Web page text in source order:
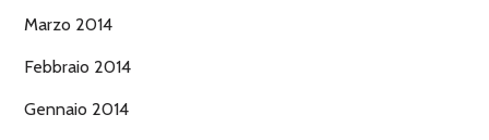
Marzo 2014
Febbraio 2014
Gennaio 2014